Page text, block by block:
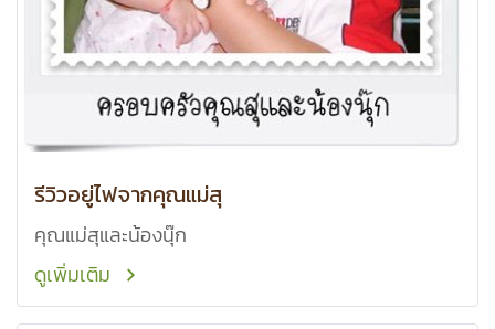
รีวิวอยู่ไฟจากคุณแม่สุ
คุณแม่สุและน้องนุ๊ก
ดูเพิ่มเติม